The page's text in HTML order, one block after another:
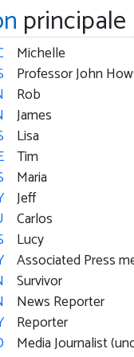
principale
Michelle
Professor John
Rob
James
Lisa
Tim
Maria
Jeff
Carlos
Lucy
Associated Press
Survivor
News Reporter
Reporter
Media Journalist